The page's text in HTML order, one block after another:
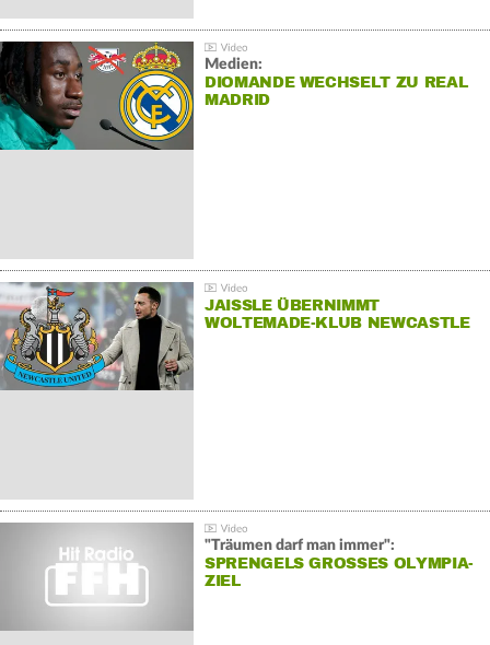
Medien:
DIOMANDE WECHSELT ZU REAL
MADRID
JAISSLE ÜBERNIMMT
WOLTEMADE-KLUB NEWCASTLE
"Träumen darf man immer":
SPRENGELS GROSSES OLYMPIA-Z
IEL